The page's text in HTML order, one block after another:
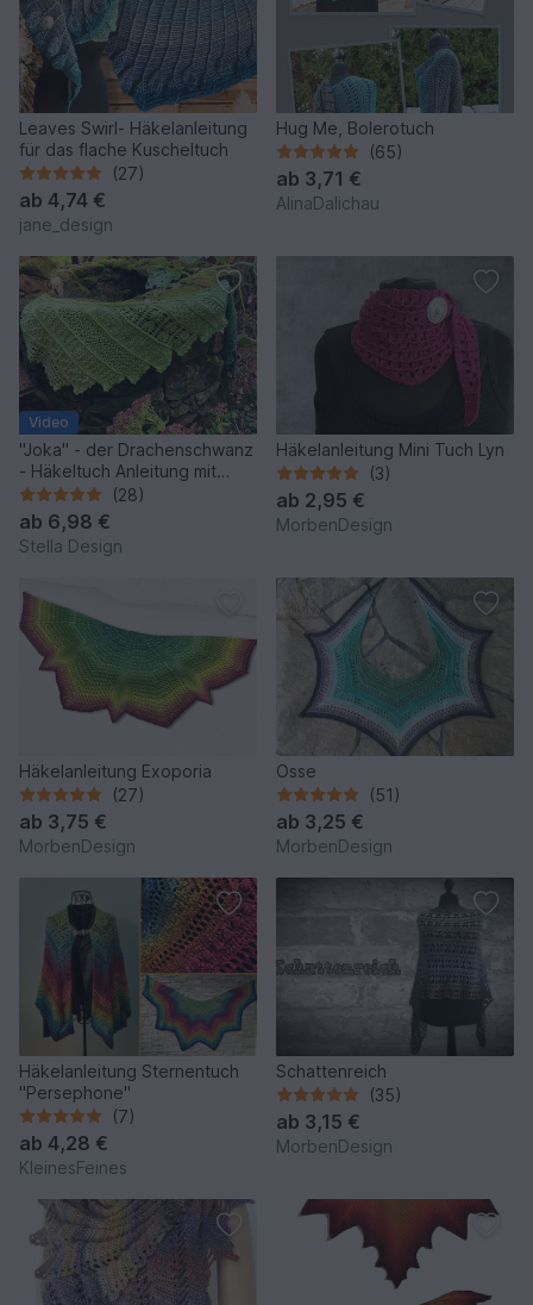
Leaves Swirl- Häkelanleitung
für das flache Kuscheltuch
(27)
ab 4,74 €
jane_design
Hug Me, Bolerotuch
(65)
ab 3,71 €
AlinaDalichau
Video
"Joka" - der Drachenschwanz
- Häkeltuch Anleitung mit
passenden Stulpen
(28)
ab 6,98 €
Stella Design
Häkelanleitung Mini Tuch Lyn
(3)
ab 2,95 €
MorbenDesign
Häkelanleitung Exoporia
(27)
ab 3,75 €
MorbenDesign
Osse
(51)
ab 3,25 €
MorbenDesign
Häkelanleitung Sternentuch
"Persephone"
(7)
ab 4,28 €
KleinesFeines
Schattenreich
(35)
ab 3,15 €
MorbenDesign